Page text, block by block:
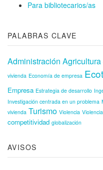
Para bibliotecarios/as
PALABRAS CLAVE
Administración Agricultura
vivienda Economía de empresa
Empresa Estrategia de desarrollo
Investigación centrada en un problema
vivienda Turismo Violencia
competitividad globalización
AVISOS